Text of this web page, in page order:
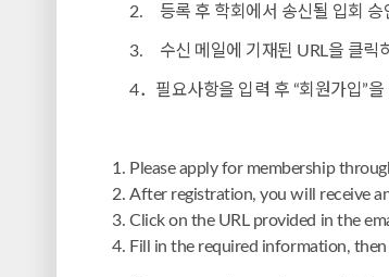
2. 등록 후 학회에서 송신될 입회 승
3. 수신 메일에 기재된 URL을 클릭
4．필요사항을 입력 후 “회원가입”
Please apply for membership
After registration, you will receive
Click on the URL provided in the
Fill in the required information,